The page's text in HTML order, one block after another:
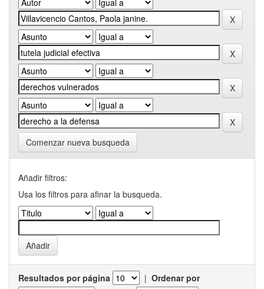
Comenzar nueva busqueda
Añadir filtros:
Usa los filtros para afinar la busqueda.
Resultados por página | Ordenar por